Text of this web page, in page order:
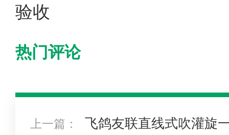
验收
热门评论
上一篇：
飞鸽友联直线式吹灌旋